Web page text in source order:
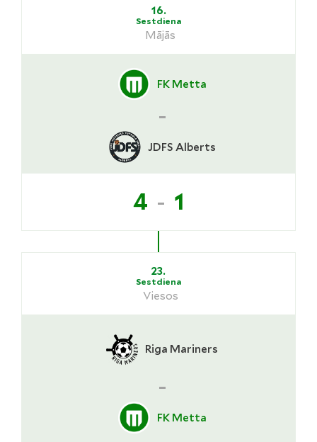
16.
Sestdiena
Mājās
FK Metta
-
JDFS Alberts
4 - 1
23.
Sestdiena
Viesos
Riga Mariners
-
FK Metta